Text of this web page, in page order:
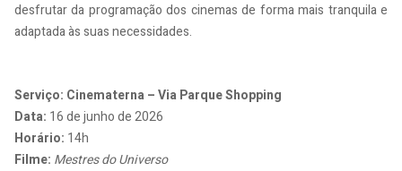
desfrutar da programação dos cinemas de forma mais tranquila e
adaptada às suas necessidades.
Serviço: Cinematerna – Via Parque Shopping
Data: 16 de junho de 2026
Horário: 14h
Filme: Mestres do Universo